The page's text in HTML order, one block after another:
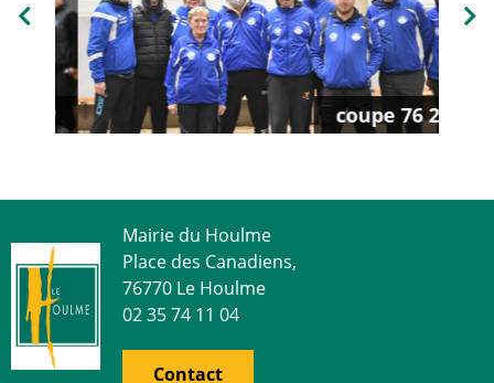
coupe 76 2
Précédent
Mairie du Houlme
Place des Canadiens,
76770 Le Houlme
02 35 74 11 04
Contact